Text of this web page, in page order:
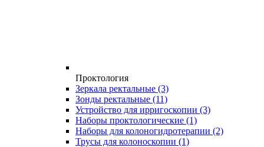
Проктология
Зеркала ректальные (3)
Зонды ректальные (11)
Устройство для ирригоскопии (3)
Наборы проктологические (1)
Наборы для колоногидротерапии (2)
Трусы для колоноскопии (1)